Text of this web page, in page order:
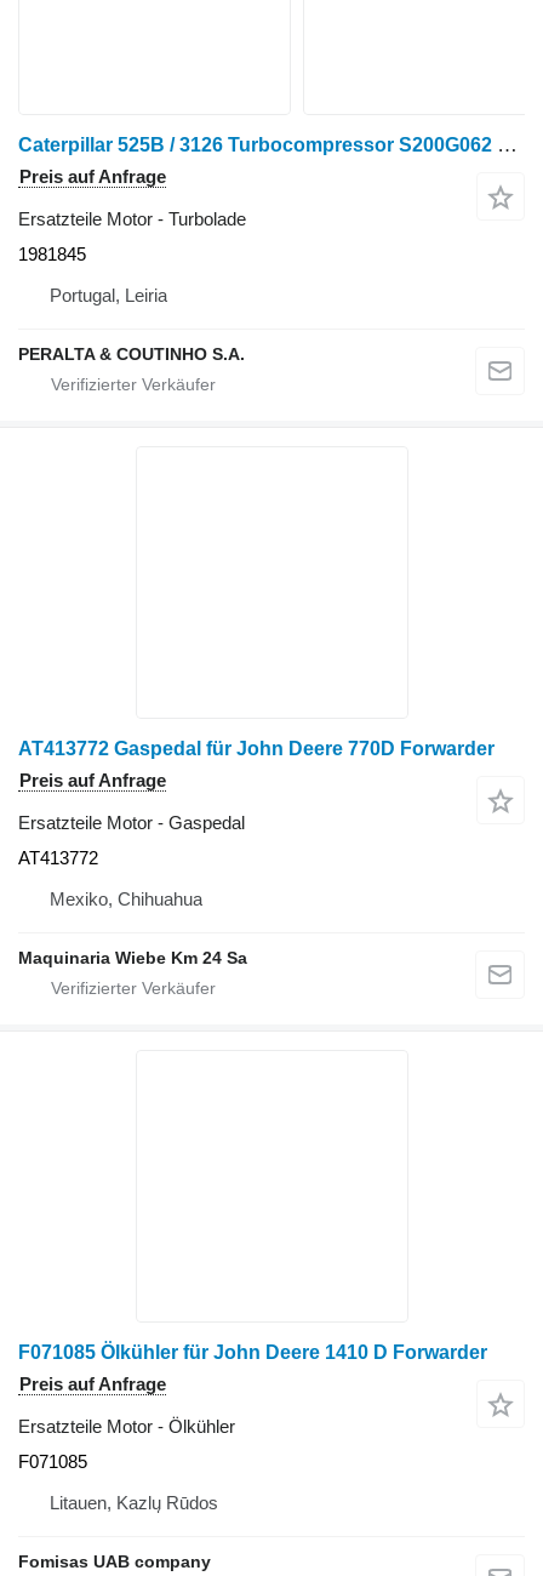
Caterpillar 525B / 3126 Turbocompressor S200G062 1981845 Turbolade für Caterpillar 525B Forsttraktor
Preis auf Anfrage
Ersatzteile Motor - Turbolade
1981845
Portugal, Leiria
PERALTA & COUTINHO S.A.
AT413772 Gaspedal für John Deere 770D Forwarder
Preis auf Anfrage
Ersatzteile Motor - Gaspedal
AT413772
Mexiko, Chihuahua
Maquinaria Wiebe Km 24 Sa
F071085 Ölkühler für John Deere 1410 D Forwarder
Preis auf Anfrage
Ersatzteile Motor - Ölkühler
F071085
Litauen, Kazlų Rūdos
Fomisas UAB company